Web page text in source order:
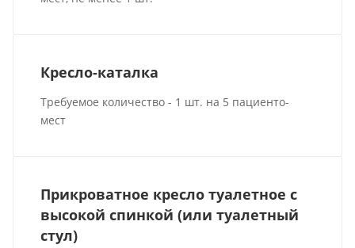
Кресло-каталка
Требуемое количество - 1 шт. на 5 пациенто-
мест
Прикроватное кресло туалетное с
высокой спинкой (или туалетный
стул)